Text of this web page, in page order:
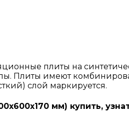
плиты на
Плиты имеют
слой маркируется.
мм) купить,